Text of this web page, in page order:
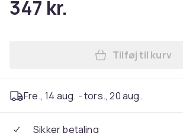
347 kr.
Læg
Tilføj til kurv
Fre., 14 aug. - tors., 20 aug.
Sikker betaling